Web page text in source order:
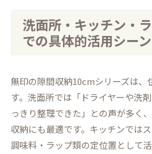
洗面所・キッチン・
での具体的活用シーン
無印の隙間収納10cmシリーズは、
す。洗面所では「ドライヤーや洗
っきり整理できた」との声が多く
収納にも最適です。キッチンでは
調味料・ラップ類の定位置として